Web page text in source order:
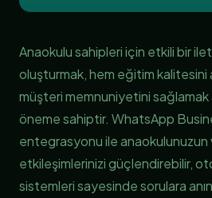
Anaokulu sahipleri için etkili bir
oluşturmak, hem eğitim kalitesini
müşteri memnuniyetini sağlamak
öneme sahiptir. WhatsApp
entegrasyonu ile anaokulunuzun
etkileşimlerinizi güçlendirebilir,
sistemleri sayesinde sorulara